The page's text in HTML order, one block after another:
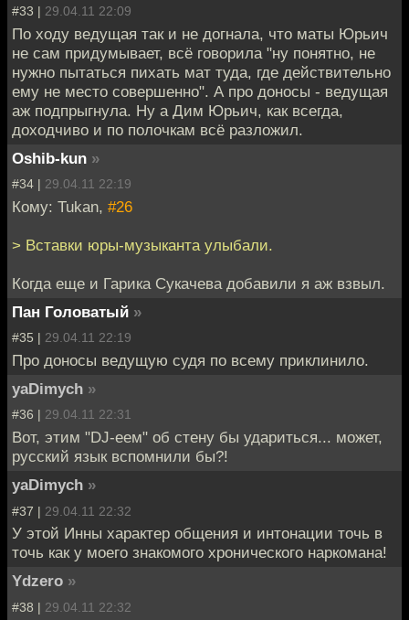
#33 | 29.04.11 22:09
По ходу ведущая так и не догнала, что маты Юрьич
не сам придумывает, всё говорила "ну понятно, не
нужно пытаться пихать мат туда, где действительно
ему не место совершенно". А про доносы - ведущая
аж подпрыгнула. Ну а Дим Юрьич, как всегда,
доходчиво и по полочкам всё разложил.
Oshib-kun »
#34 | 29.04.11 22:19
Кому: Tukan, #26
> Вставки юры-музыканта улыбали.
Когда еще и Гарика Сукачева добавили я аж взвыл.
Пан Головатый »
#35 | 29.04.11 22:19
Про доносы ведущую судя по всему приклинило.
yaDimych »
#36 | 29.04.11 22:31
Вот, этим "DJ-еем" об стену бы удариться... может,
русский язык вспомнили бы?!
yaDimych »
#37 | 29.04.11 22:32
У этой Инны характер общения и интонации точь в
точь как у моего знакомого хронического наркомана!
Ydzero »
#38 | 29.04.11 22:32